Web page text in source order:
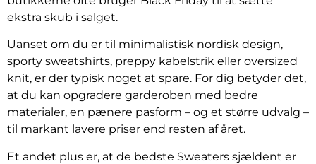
ekstra skub i salget.
Uanset om du er til minimalistisk nordisk design,
sporty sweatshirts, preppy kabelstrik eller oversized
knit, er der typisk noget at spare. For dig betyder det,
at du kan opgradere garderoben med bedre
materialer, en pænere pasform – og et større udvalg –
til markant lavere priser end resten af året.
Et andet plus er, at de bedste Sweaters sjældent er